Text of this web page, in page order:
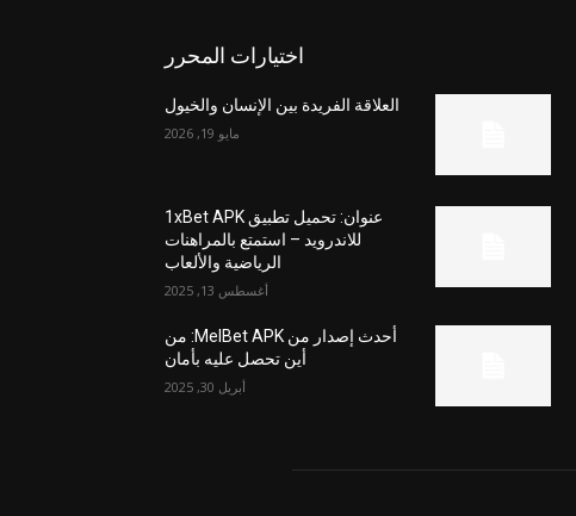
اختيارات المحرر
العلاقة الفريدة بين الإنسان والخيول
مايو 19, 2026
عنوان: تحميل تطبيق 1xBet APK
للاندرويد – استمتع بالمراهنات
الرياضية والألعاب
أغسطس 13, 2025
أحدث إصدار من MelBet APK: من
أين تحصل عليه بأمان
أبريل 30, 2025